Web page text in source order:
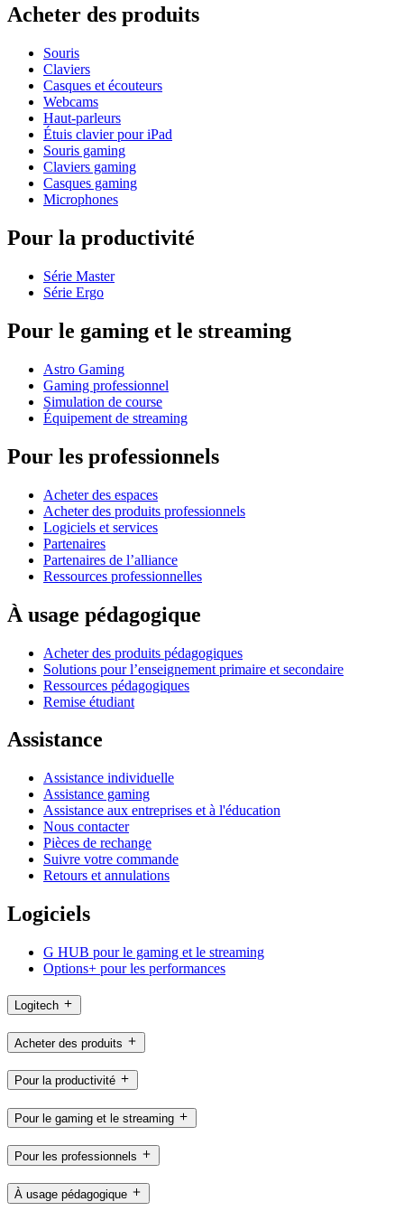
Acheter des produits
Souris
Claviers
Casques et écouteurs
Webcams
Haut-parleurs
Étuis clavier pour iPad
Souris gaming
Claviers gaming
Casques gaming
Microphones
Pour la productivité
Série Master
Série Ergo
Pour le gaming et le streaming
Astro Gaming
Gaming professionnel
Simulation de course
Équipement de streaming
Pour les professionnels
Acheter des espaces
Acheter des produits professionnels
Logiciels et services
Partenaires
Partenaires de l’alliance
Ressources professionnelles
À usage pédagogique
Acheter des produits pédagogiques
Solutions pour l’enseignement primaire et secondaire
Ressources pédagogiques
Remise étudiant
Assistance
Assistance individuelle
Assistance gaming
Assistance aux entreprises et à l'éducation
Nous contacter
Pièces de rechange
Suivre votre commande
Retours et annulations
Logiciels
G HUB pour le gaming et le streaming
Options+ pour les performances
Logitech
Acheter des produits
Pour la productivité
Pour le gaming et le streaming
Pour les professionnels
À usage pédagogique